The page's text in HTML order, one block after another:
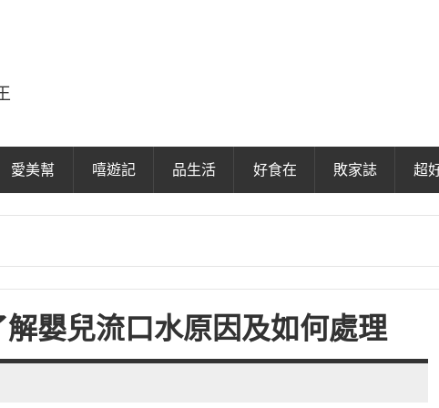
愛美幫 嘻遊記 品生活 好食在 敗家誌 超
嬰兒流口水原因及如何處理